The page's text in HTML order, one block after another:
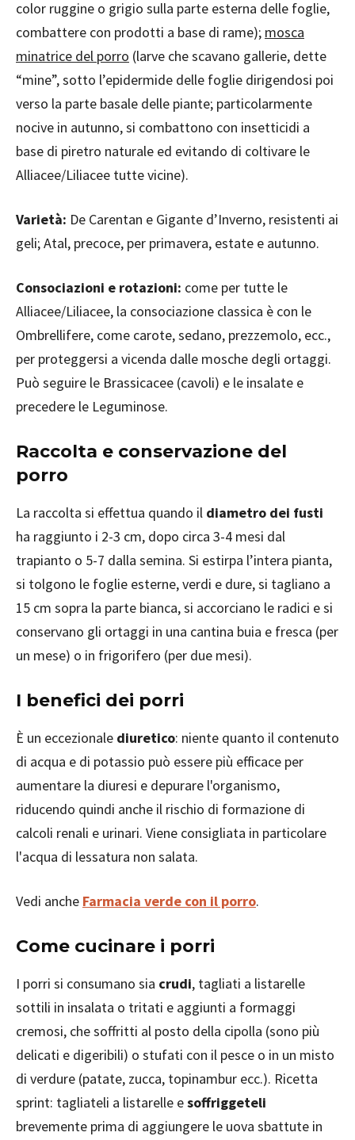
color ruggine o grigio sulla parte esterna delle foglie,
combattere con prodotti a base di rame); mosca
minatrice del porro (larve che scavano gallerie, dette
“mine”, sotto l’epidermide delle foglie dirigendosi poi
verso la parte basale delle piante; particolarmente
nocive in autunno, si combattono con insetticidi a
base di piretro naturale ed evitando di coltivare le
Alliacee/Liliacee tutte vicine).
Varietà: De Carentan e Gigante d’Inverno, resistenti ai
geli; Atal, precoce, per primavera, estate e autunno.
Consociazioni e rotazioni: come per tutte le
Alliacee/Liliacee, la consociazione classica è con le
Ombrellifere, come carote, sedano, prezzemolo, ecc.,
per proteggersi a vicenda dalle mosche degli ortaggi.
Può seguire le Brassicacee (cavoli) e le insalate e
precedere le Leguminose.
Raccolta e conservazione del
porro
La raccolta si effettua quando il diametro dei fusti
ha raggiunto i 2-3 cm, dopo circa 3-4 mesi dal
trapianto o 5-7 dalla semina. Si estirpa l’intera pianta,
si tolgono le foglie esterne, verdi e dure, si tagliano a
15 cm sopra la parte bianca, si accorciano le radici e si
conservano gli ortaggi in una cantina buia e fresca (per
un mese) o in frigorifero (per due mesi).
I benefici dei porri
È un eccezionale diuretico: niente quanto il contenuto
di acqua e di potassio può essere più efficace per
aumentare la diuresi e depurare l'organismo,
riducendo quindi anche il rischio di formazione di
calcoli renali e urinari. Viene consigliata in particolare
l'acqua di lessatura non salata.
Vedi anche Farmacia verde con il porro.
Come cucinare i porri
I porri si consumano sia crudi, tagliati a listarelle
sottili in insalata o tritati e aggiunti a formaggi
cremosi, che soffritti al posto della cipolla (sono più
delicati e digeribili) o stufati con il pesce o in un misto
di verdure (patate, zucca, topinambur ecc.). Ricetta
sprint: tagliateli a listarelle esoffriggeteli
brevemente prima di aggiungere le uova sbattute in